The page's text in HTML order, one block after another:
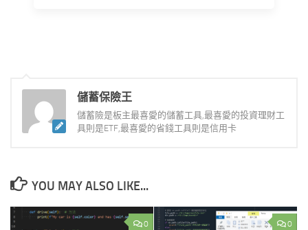
儲蓄保險王
儲蓄險是板主最喜愛的儲蓄工具,最喜愛的投資理財工
具則是ETF,最喜愛的省錢工具則是信用卡
YOU MAY ALSO LIKE...
0 0